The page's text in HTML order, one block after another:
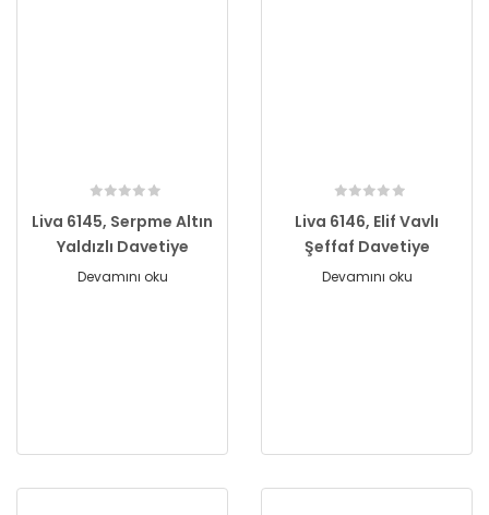
Liva 6145, Serpme Altın
Yaldızlı Davetiye
Devamını oku
Liva 6146, Elif Vavlı
Şeffaf Davetiye
Devamını oku